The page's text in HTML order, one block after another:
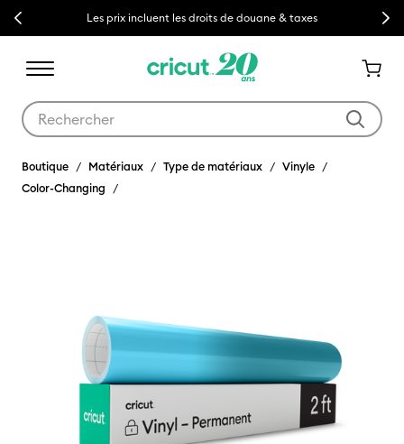
Previous Les prix incluent les droits de douane & taxes Next
Boutique Matériaux Type de matériaux
Vinyle
Color-Changing